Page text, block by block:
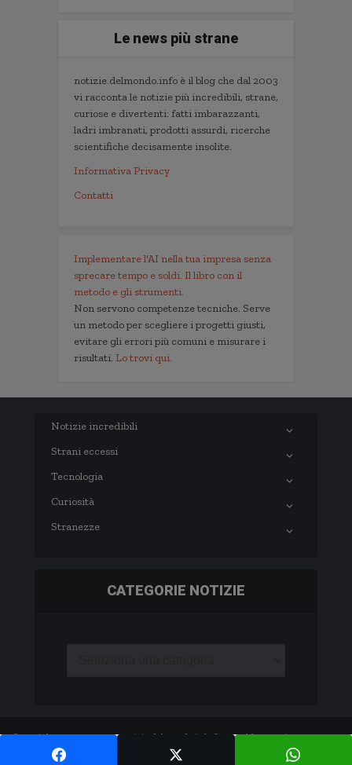
Le news più strane
notizie.delmondo.info è il blog che dal 2003
vi racconta le notizie più incredibili, strane,
curiose e divertenti: fatti imbarazzanti,
ladri imbranati, prodotti assurdi, ricerche
scientifiche decisamente insolite.
Informativa Privacy
Contatti
Implementare l'AI nella tua impresa senza
sprecare tempo e soldi. Il libro con il
metodo e gli strumenti.
Non servono competenze tecniche. Serve
un metodo per scegliere i progetti giusti,
evitare gli errori più comuni e misurare i
risultati. Lo trovi qui.
Notizie incredibili
Strani eccessi
Tecnologia
Curiosità
Stranezze
CATEGORIE NOTIZIE
Copyright © 2003-2020 notizie.delmondo.info Questo blog non è una testata
giornalistica né una pubblicazione periodica. -
Privacy Policy